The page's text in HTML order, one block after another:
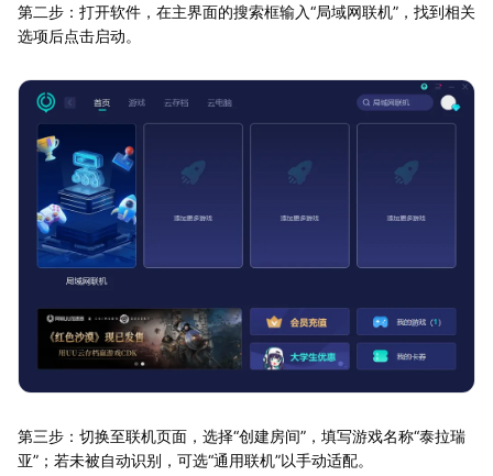
第二步：打开软件，在主界面的搜索框输入“局域网联机”，找到相关
选项后点击启动。
第三步：切换至联机页面，选择“创建房间”，填写游戏名称“泰拉瑞
亚”；若未被自动识别，可选“通用联机”以手动适配。